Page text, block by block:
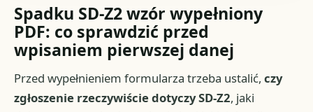
Spadku SD-Z2 wzór wypełniony
PDF: co sprawdzić przed
wpisaniem pierwszej danej
Przed wypełnieniem formularza trzeba ustalić,czy
zgłoszenie rzeczywiście dotyczy SD-Z2, jaki